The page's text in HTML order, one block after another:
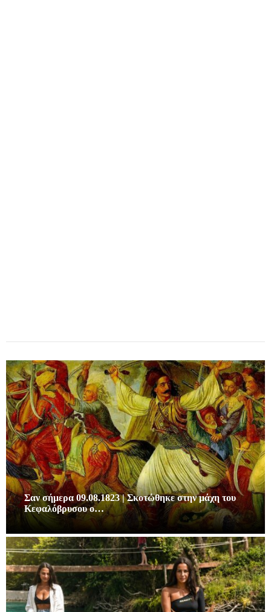
Σαν σήμερα 09.08.1823 | Σκοτώθηκε στην μάχη του
Κεφαλόβρυσου ο…